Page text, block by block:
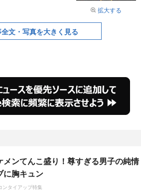
拡大する
文・写真を大きく見る
メンてんこ盛り！尊すぎる男子の純情
に胸キュン
ンタイアップ特集